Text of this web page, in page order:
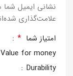
نشانی ایمیل
علامت‌گذاری
امتیاز شما *
Value for money
Durability